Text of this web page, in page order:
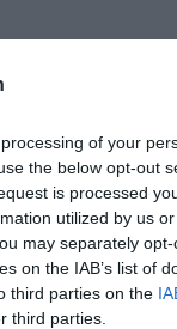
of your
the below opt-out
is processed
utilized by us
may separately
on the IAB’s list of
third parties on the
third parties.
vagy, akkor ezt
amitől a
elképzelésem